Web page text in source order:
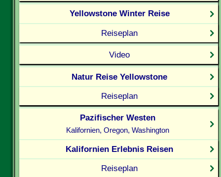
Yellowstone Winter Reise
Reiseplan
Video
Natur Reise Yellowstone
Reiseplan
Pazifischer Westen
Kalifornien, Oregon, Washington
Kalifornien Erlebnis Reisen
Reiseplan